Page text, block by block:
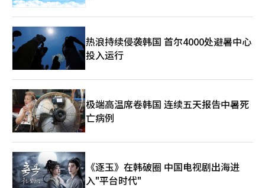
热浪持续侵袭韩国 首尔4000处避暑中心
投入运行
极端高温席卷韩国 连续五天报告中暑死
亡病例
《逐玉》在韩破圈 中国电视剧出海进
入"平台时代"